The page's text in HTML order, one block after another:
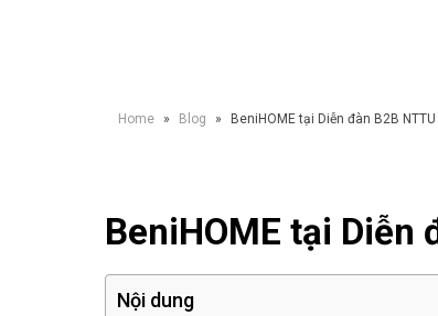
Home » Blog » BeniHOME tại Diễn đàn B2B
BeniHOME tại Diễn
Nội dung